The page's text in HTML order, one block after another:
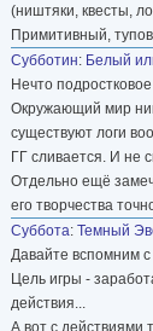
(ништяки, квесты,
Примитивный,
Субботин: Белый
Нечто
Окружающий мир
существуют логи
ГГ сливается. И не
Отдельно ещё
его творчества
Суббота: Темный
Давайте вспомним с
Цель игры -
действия...
А вот с действиями